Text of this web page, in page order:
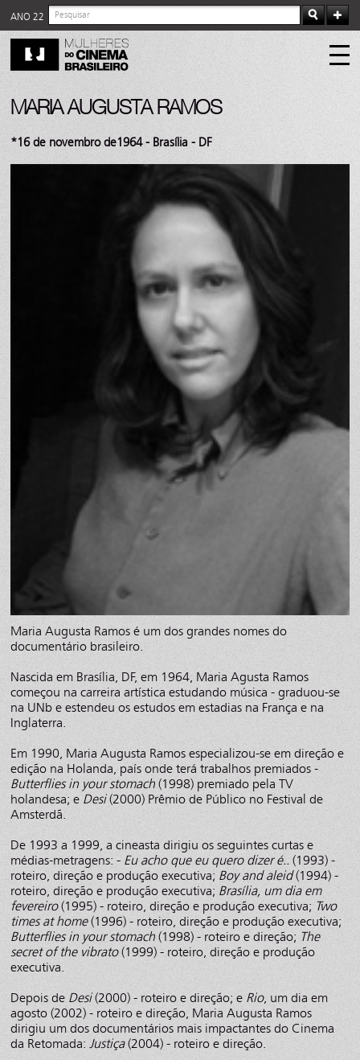
ANO 22
MARIA AUGUSTA RAMOS
*16 de novembro de1964 - Brasília - DF
Maria Augusta Ramos é um dos grandes nomes do
documentário brasileiro.
Nascida em Brasília, DF, em 1964, Maria Agusta Ramos
começou na carreira artística estudando música - graduou-se
na UNb e estendeu os estudos em estadias na França e na
Inglaterra.
Em 1990, Maria Augusta Ramos especializou-se em direção e
edição na Holanda, país onde terá trabalhos premiados -
Butterflies in your stomach(1998) premiado pela TV
holandesa; e Desi(2000) Prêmio de Público no Festival de
Amsterdã.
De 1993 a 1999, a cineasta dirigiu os seguintes curtas e
médias-metragens: - Eu acho que eu quero dizer é.. (1993) -
roteiro, direção e produção executiva; Boy and aleid(1994) -
roteiro, direção e produção executiva; Brasília, um dia em
fevereiro(1995) - roteiro, direção e produção executiva; Two
times at home(1996) - roteiro, direção e produção executiva;
Butterflies in your stomach (1998) - roteiro e direção; The
secret of the vibrato(1999) - roteiro, direção e produção
executiva.
Depois de Desi(2000) - roteiro e direção; e Rio, um dia em
agosto (2002) - roteiro e direção, Maria Augusta Ramos
dirigiu um dos documentários mais impactantes do Cinema
da Retomada:Justiça(2004) - roteiro e direção.